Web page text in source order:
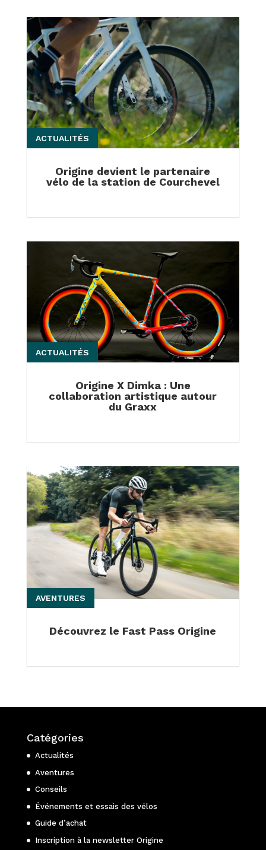
Origine devient le partenaire
vélo de la station de Courchevel
ACTUALITÉS
Origine X Dimka : Une
collaboration artistique autour
du Graxx
ACTUALITÉS
Découvrez le Fast Pass Origine
AVENTURES
Catégories
Actualités
Aventures
Conseils
Événements et essais des vélos
Guide d’achat
Inscription à la newsletter Origine